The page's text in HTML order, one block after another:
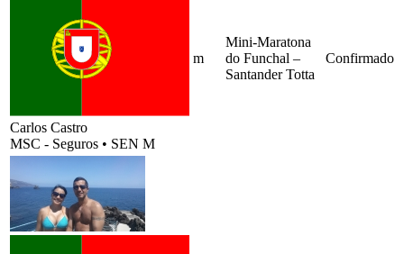
Carlos Castro
MSC - Seguros • SEN M
m
Mini-Maratona
do Funchal –
Santander Totta
Confirmado